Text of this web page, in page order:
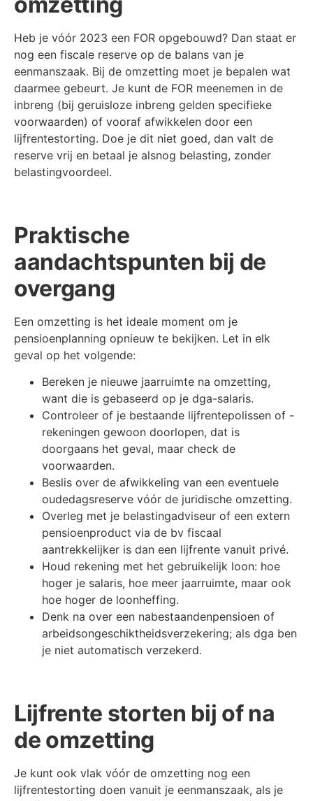
Heb je vóór 2023 een FOR opgebouwd? Dan staat er
nog een fiscale reserve op de balans van je
eenmanszaak. Bij de omzetting moet je bepalen wat
daarmee gebeurt. Je kunt de FOR meenemen in de
inbreng (bij geruisloze inbreng gelden specifieke
voorwaarden) of vooraf afwikkelen door een
lijfrentestorting. Doe je dit niet goed, dan valt de
reserve vrij en betaal je alsnog belasting, zonder
belastingvoordeel.
Praktische
aandachtspunten bij de
overgang
Een omzetting is het ideale moment om je
pensioenplanning opnieuw te bekijken. Let in elk
geval op het volgende:
Bereken je nieuwe jaarruimte na omzetting,
want die is gebaseerd op je dga-salaris.
Controleer of je bestaande lijfrentepolissen of -
rekeningen gewoon doorlopen, dat is
doorgaans het geval, maar check de
voorwaarden.
Beslis over de afwikkeling van een eventuele
oudedagsreserve vóór de juridische omzetting.
Overleg met je belastingadviseur of een extern
pensioenproduct via de bv fiscaal
aantrekkelijker is dan een lijfrente vanuit privé.
Houd rekening met het gebruikelijk loon: hoe
hoger je salaris, hoe meer jaarruimte, maar ook
hoe hoger de loonheffing.
Denk na over een nabestaandenpensioen of
arbeidsongeschiktheidsverzekering; als dga ben
je niet automatisch verzekerd.
Lijfrente storten bij of na
de omzetting
Je kunt ook vlak vóór de omzetting nog een
lijfrentestorting doen vanuit je eenmanszaak, als je